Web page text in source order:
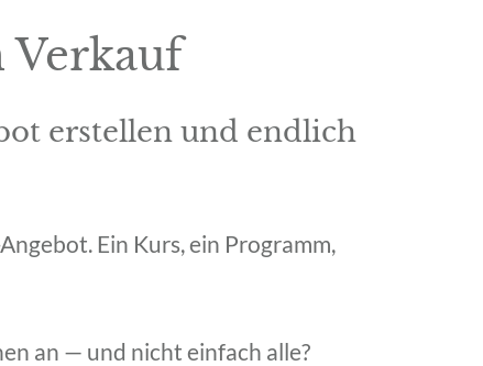
Verkauf
erstellen und endlich
Ein Kurs, ein Programm,
an — und nicht einfach alle?